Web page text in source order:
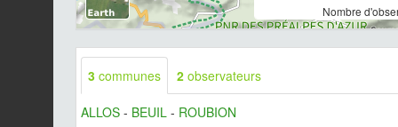
Nombre
3 communes 2 observateurs
ALLOS - BEUIL - ROUBION